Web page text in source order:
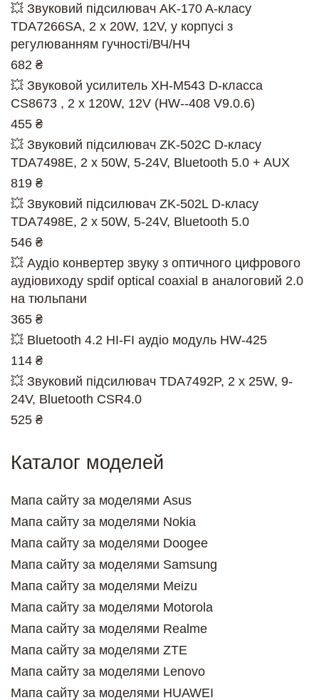
💥 Звуковий підсилювач AK-170 A-класу
TDA7266SA, 2 x 20W, 12V, у корпусі з
регулюванням гучності/ВЧ/НЧ
682 ₴
💥 Звуковой усилитель XH-M543 D-класса
CS8673 , 2 x 120W, 12V (HW--408 V9.0.6)
455 ₴
💥 Звуковий підсилювач ZK-502C D-класу
TDA7498E, 2 x 50W, 5-24V, Bluetooth 5.0 + AUX
819 ₴
💥 Звуковий підсилювач ZK-502L D-класу
TDA7498E, 2 x 50W, 5-24V, Bluetooth 5.0
546 ₴
💥 Аудіо конвертер звуку з оптичного цифрового
аудіовиходу spdif optical coaxial в аналоговий 2.0
на тюльпани
365 ₴
💥 Bluetooth 4.2 HI-FI аудіо модуль HW-425
114 ₴
💥 Звуковий підсилювач TDA7492P, 2 x 25W, 9-
24V, Bluetooth CSR4.0
525 ₴
Каталог моделей
Мапа сайту за моделями Asus
Мапа сайту за моделями Nokia
Мапа сайту за моделями Doogee
Мапа сайту за моделями Samsung
Мапа сайту за моделями Meizu
Мапа сайту за моделями Motorola
Мапа сайту за моделями Realme
Мапа сайту за моделями ZTE
Мапа сайту за моделями Lenovo
Мапа сайту за моделями HUAWEI